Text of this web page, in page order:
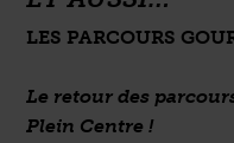
LES PARCOURS
Le retour des
Plein Centre !